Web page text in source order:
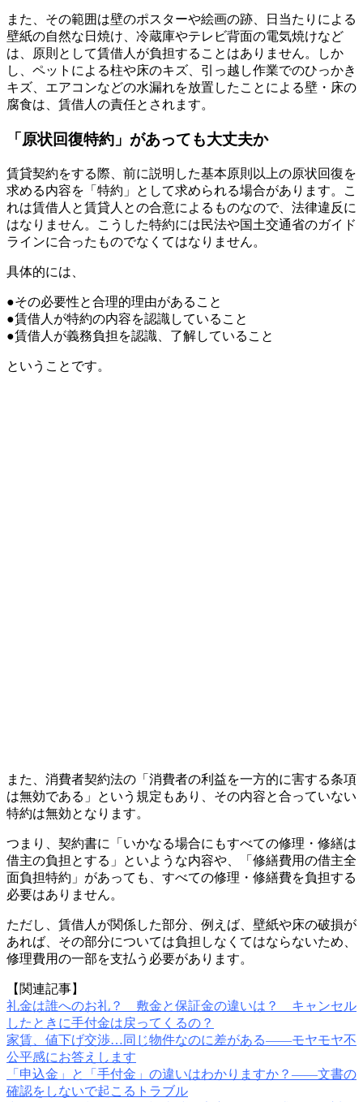
また、その範囲は壁のポスターや絵画の跡、日当たりによる
壁紙の自然な日焼け、冷蔵庫やテレビ背面の電気焼けなど
は、原則として賃借人が負担することはありません。しか
し、ペットによる柱や床のキズ、引っ越し作業でのひっかき
キズ、エアコンなどの水漏れを放置したことによる壁・床の
腐食は、賃借人の責任とされます。
「原状回復特約」があっても大丈夫か
賃貸契約をする際、前に説明した基本原則以上の原状回復を
求める内容を「特約」として求められる場合があります。こ
れは賃借人と賃貸人との合意によるものなので、法律違反に
はなりません。こうした特約には民法や国土交通省のガイド
ラインに合ったものでなくてはなりません。
具体的には、
●その必要性と合理的理由があること
●賃借人が特約の内容を認識していること
●賃借人が義務負担を認識、了解していること
ということです。
また、消費者契約法の「消費者の利益を一方的に害する条項
は無効である」という規定もあり、その内容と合っていない
特約は無効となります。
つまり、契約書に「いかなる場合にもすべての修理・修繕は
借主の負担とする」といような内容や、「修繕費用の借主全
面負担特約」があっても、すべての修理・修繕費を負担する
必要はありません。
ただし、賃借人が関係した部分、例えば、壁紙や床の破損が
あれば、その部分については負担しなくてはならないため、
修理費用の一部を支払う必要があります。
【関連記事】
礼金は誰へのお礼？ 敷金と保証金の違いは？ キャンセル
したときに手付金は戻ってくるの？
家賃、値下げ交渉…同じ物件なのに差がある――モヤモヤ不
公平感にお答えします
「申込金」と「手付金」の違いはわかりますか？――文書の
確認をしないで起こるトラブル